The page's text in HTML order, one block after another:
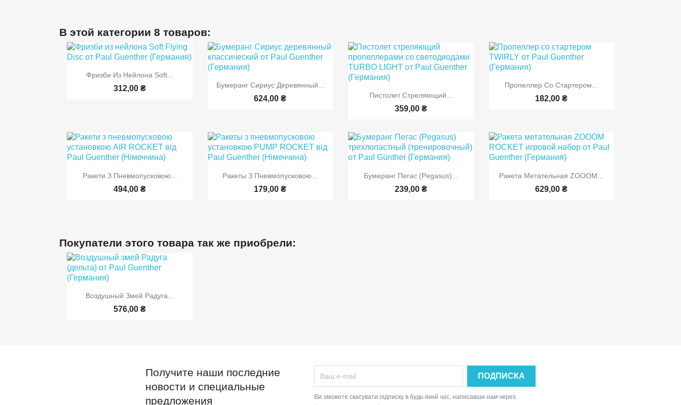
В этой категории 8 товаров:
 Быстрый просмотр
Фризби Из Нейлона Soft...
312,00 ₴  Быстрый просмотр
Бумеранг Сириус Деревянный...
624,00 ₴  Быстрый просмотр
Пистолет Стреляющий...
359,00 ₴
 Быстрый просмотр
Пропеллер Со Стартером...
182,00 ₴
 Быстрый просмотр
Ракети З Пневмопусковою...
494,00 ₴
 Быстрый просмотр
Ракеты З Пневмопусковою...
179,00 ₴
 Быстрый просмотр
Бумеранг Пегас (Pegasus)...
239,00 ₴
 Быстрый просмотр
Ракета Метательная ZOOOM...
629,00 ₴
Покупатели этого товара так же приобрели:
 Быстрый просмотр
Воздушный Змей Радуга...
576,00 ₴
Получите наши последние
новости и специальные
предложения
Ви зможете скасувати підписку в будь-який час, написавши нам через